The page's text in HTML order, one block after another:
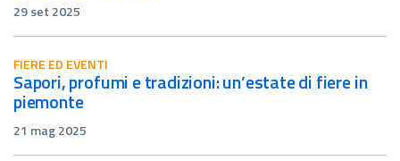
29 set 2025
FIERE ED EVENTI
sapori, profumi e tradizioni: un’estate di fiere in
piemonte
21 mag 2025